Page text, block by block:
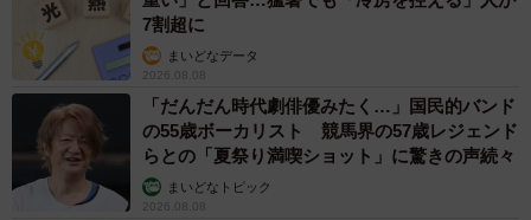
7割超に
まいどなデータ
2026.08.08
「だんだん時代劇俳優みたく…」国民的バンド
の55歳ボーカリスト 競馬界の57歳レジェンド
らとの「夏祭り満喫ショット」に驚きの声続々
まいどなトピック
2026.08.08